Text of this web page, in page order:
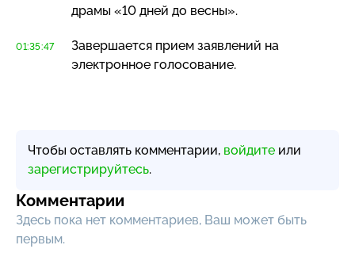
драмы «10 дней до весны».
01:35:47
Завершается прием заявлений на
электронное голосование.
Чтобы оставлять комментарии, войдите или
зарегистрируйтесь.
Комментарии
Здесь пока нет комментариев, Ваш может быть
первым.